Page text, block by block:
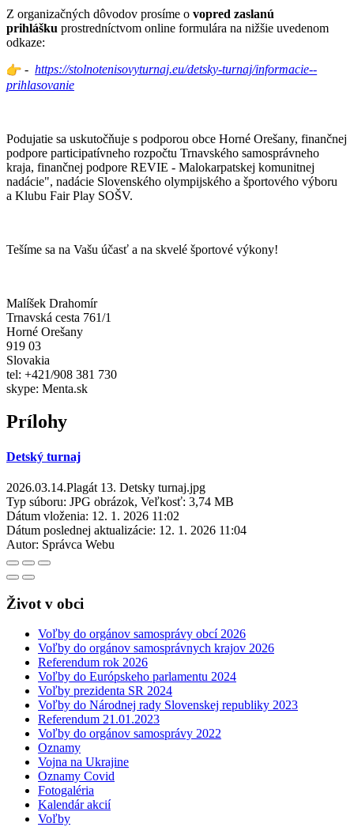
Z organizačných dôvodov prosíme o vopred zaslanú
prihlášku prostredníctvom online formulára na nižšie uvedenom
odkaze:
-https://stolnotenisovyturnaj.eu/detsky-turnaj/informacie--
prihlasovanie
Podujatie sa uskutočňuje s podporou obce Horné Orešany, finančnej
podpore participatívneho rozpočtu Trnavského samosprávneho
kraja, finančnej podpore REVIE - Malokarpatskej komunitnej
nadácie", nadácie Slovenského olympijského a športového výboru
a Klubu Fair Play SOŠV.
Tešíme sa na Vašu účasť a na skvelé športové výkony!
Malíšek Drahomír
Trnavská cesta 761/1
Horné Orešany
919 03
Slovakia
tel: +421/908 381 730
skype: Menta.sk
Prílohy
Detský turnaj
2026.03.14.Plagát 13. Detsky turnaj.jpg
Typ súboru: JPG obrázok, Veľkosť: 3,74 MB
Dátum vloženia: 12. 1. 2026 11:02
Dátum poslednej aktualizácie: 12. 1. 2026 11:04
Autor: Správca Webu
Život v obci
Voľby do orgánov samosprávy obcí 2026
Voľby do orgánov samosprávnych krajov 2026
Referendum rok 2026
Voľby do Európskeho parlamentu 2024
Voľby prezidenta SR 2024
Voľby do Národnej rady Slovenskej republiky 2023
Referendum 21.01.2023
Voľby do orgánov samosprávy 2022
Oznamy
Vojna na Ukrajine
Oznamy Covid
Fotogaléria
Kalendár akcií
Voľby